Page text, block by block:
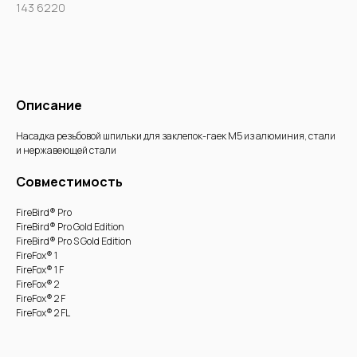
143 6220
Описание
Насадка резьбовой шпильки для заклепок-гаек М5 из алюминия, стали
и нержавеющей стали
Совместимость
FireBird® Pro
FireBird® Pro Gold Edition
FireBird® Pro S Gold Edition
FireFox® 1
FireFox® 1 F
FireFox® 2
FireFox® 2 F
FireFox® 2 FL